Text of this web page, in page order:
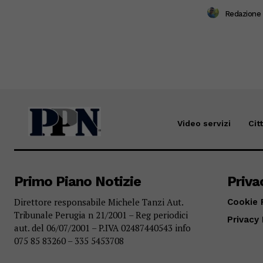
Redazione
Video servizi
Primo Piano Notizie
Direttore responsabile Michele Tanzi Aut.
Tribunale Perugia n 21/2001 – Reg periodici
aut. del 06/07/2001 – P.IVA 02487440543 info
075 85 83260 – 335 5453708
Cookie
Privacy